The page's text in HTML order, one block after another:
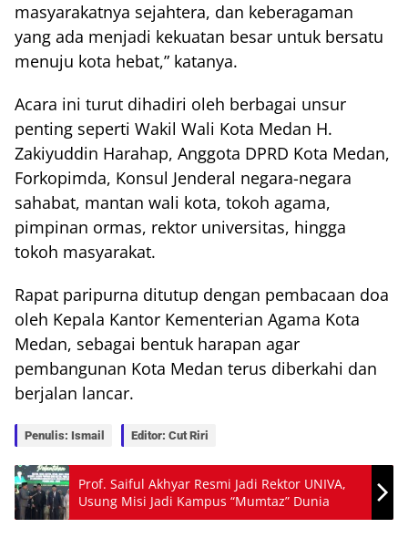
masyarakatnya sejahtera, dan keberagaman
yang ada menjadi kekuatan besar untuk bersatu
menuju kota hebat,” katanya.
Acara ini turut dihadiri oleh berbagai unsur
penting seperti Wakil Wali Kota Medan H.
Zakiyuddin Harahap, Anggota DPRD Kota Medan,
Forkopimda, Konsul Jenderal negara-negara
sahabat, mantan wali kota, tokoh agama,
pimpinan ormas, rektor universitas, hingga
tokoh masyarakat.
Rapat paripurna ditutup dengan pembacaan doa
oleh Kepala Kantor Kementerian Agama Kota
Medan, sebagai bentuk harapan agar
pembangunan Kota Medan terus diberkahi dan
berjalan lancar.
Penulis: Ismail Editor: Cut Riri
Prof. Saiful Akhyar Resmi Jadi Rektor UNIVA,
Usung Misi Jadi Kampus “Mumtaz” Dunia